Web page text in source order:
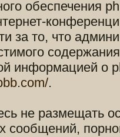
обеспечения
за то, что
информацией о
.
не размещать
сообщений,